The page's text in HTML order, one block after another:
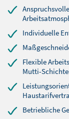
Individuelle
Flexible
Mutti-
Betriebliche